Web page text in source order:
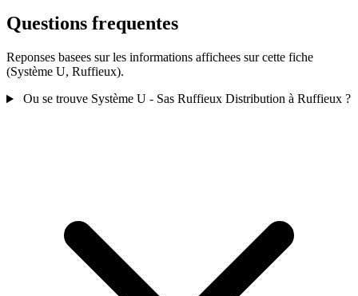
Questions frequentes
Reponses basees sur les informations affichees sur cette fiche
(Système U, Ruffieux).
Ou se trouve Système U - Sas Ruffieux Distribution à Ruffieux ?